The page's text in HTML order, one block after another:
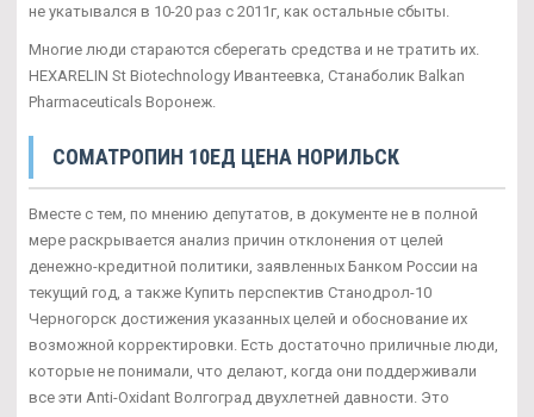
не укатывался в 10-20 раз с 2011г, как остальные сбыты.
Многие люди стараются сберегать средства и не тратить их.
HEXARELIN St Biotechnology Ивантеевка, Станаболик Balkan
Pharmaceuticals Воронеж.
CОМАТРОПИН 10ЕД ЦЕНА НОРИЛЬСК
Вместе с тем, по мнению депутатов, в документе не в полной
мере раскрывается анализ причин отклонения от целей
денежно-кредитной политики, заявленных Банком России на
текущий год, а также Купить перспектив Станодрол-10
Черногорск достижения указанных целей и обоснование их
возможной корректировки. Есть достаточно приличные люди,
которые не понимали, что делают, когда они поддерживали
все эти Anti-Oxidant Волгоград двухлетней давности. Это